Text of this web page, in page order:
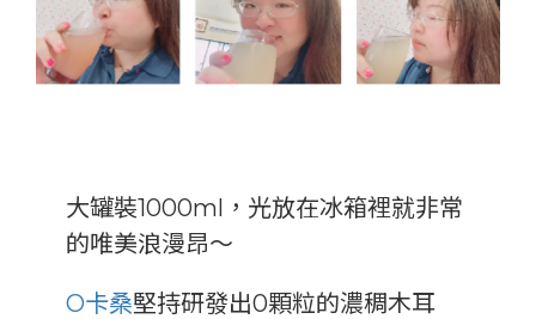
大罐裝1000ml，光放在冰箱裡就非常
的唯美浪漫昂～
O卡桑堅持研發出0顆粒的濃稠木耳